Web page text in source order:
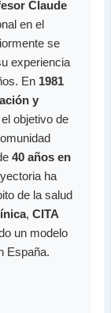
Claude
en el
se
experiencia
En 1981
y
objetivo de
40 años en
ha
de la salud
, CITA
un modelo
España.